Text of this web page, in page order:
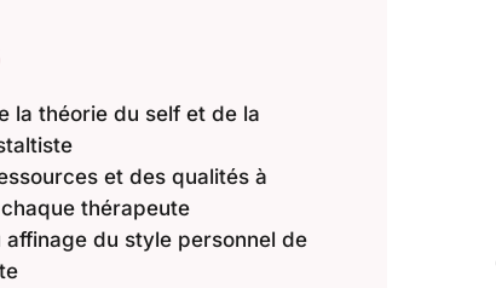
la théorie du self et de la
et des qualités à
thérapeute
du style personnel de